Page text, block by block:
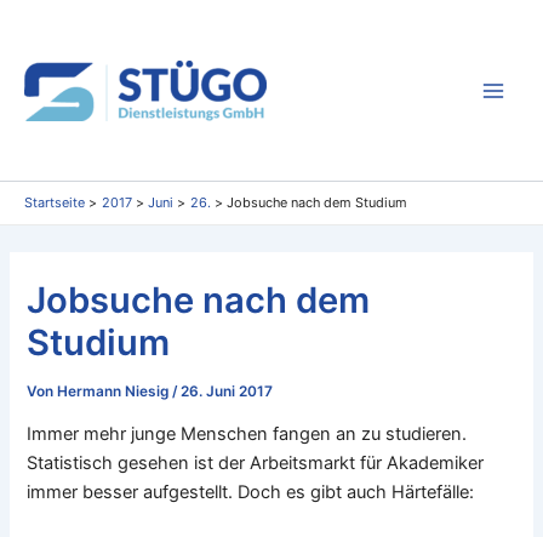
springen
Startseite 2017 Juni 26. Jobsuche nach dem Studium
Jobsuche nach dem
Studium
VonHermann Niesig /26. Juni 2017
Immer mehr junge Menschen fangen an zu studieren.
Statistisch gesehen ist der Arbeitsmarkt für Akademiker
immer besser aufgestellt. Doch es gibt auch Härtefälle: